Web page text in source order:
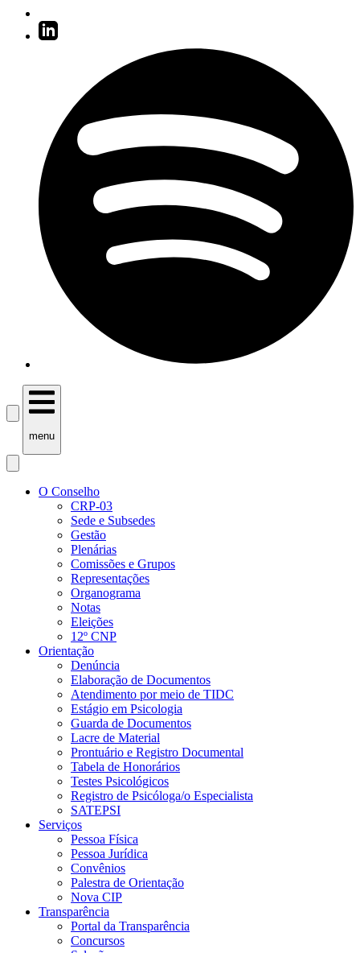
menu
O Conselho
CRP-03
Sede e Subsedes
Gestão
Plenárias
Comissões e Grupos
Representações
Organograma
Notas
Eleições
12º CNP
Orientação
Denúncia
Elaboração de Documentos
Atendimento por meio de TIDC
Estágio em Psicologia
Guarda de Documentos
Lacre de Material
Prontuário e Registro Documental
Tabela de Honorários
Testes Psicológicos
Registro de Psicóloga/o Especialista
SATEPSI
Serviços
Pessoa Física
Pessoa Jurídica
Convênios
Palestra de Orientação
Nova CIP
Transparência
Portal da Transparência
Concursos